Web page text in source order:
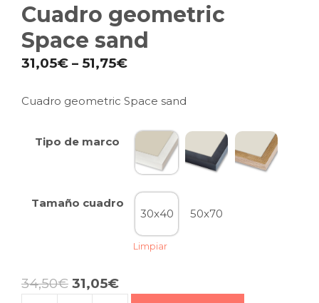
Cuadro geometric
Space sand
31,05€ – 51,75€
Cuadro geometric Space sand
Tipo de marco
Tamaño cuadro
30x40 50x70
Limpiar
34,50€ 31,05€